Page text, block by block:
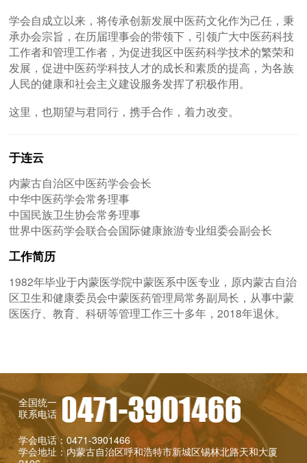
学会自成立以来，将传承创新发展中医药文化作为己任，秉
承办会宗旨，在历届理事会的带领下，引领广大中医药科技
工作者和管理工作者，为促进我区中医药科学技术的繁荣和
发展，促进中医药学科技人才的成长和素质的提高，为各族
人民的健康和社会主义建设服务发挥了积极作用。
这里，也期望与君同行，携手合作，着力改变。
于连云
内蒙古自治区中医药学会会长
中华中医药学会常务理事
中国民族卫生协会常务理事
世界中医药学会联合会国际健康旅游专业组委会副会长
工作简历
1982年毕业于内蒙医学院中蒙医系中医专业，原内蒙古自治
区卫生和健康委员会中蒙医药管理局常务副局长，从事中蒙
医医疗、教育、科研等管理工作三十多年，2018年退休。
全国统一
联系电话
学会电话：0471-3901466
学会地址：内蒙古自治区呼和浩特市新城区锡林北路天和大厦